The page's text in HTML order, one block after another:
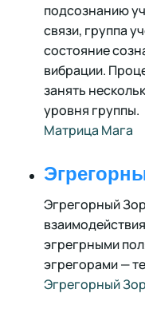
подсознанию
связи, группа
состояние
вибрации.
занять
уровня группы.
Матрица Мага
Эгрегорный
эгрегрными
эгрегорами —
Эгрегорный